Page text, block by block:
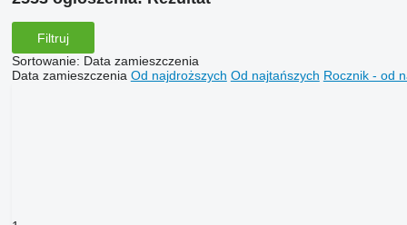
Filtruj
Sortowanie: Data zamieszczenia
Data zamieszczenia Od najdroższych Od najtańszych Rocznik - od